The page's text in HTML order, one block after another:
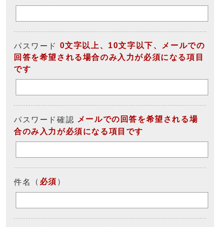
パスワード 0文字以上、10文字以下、メールでの
回答を希望される場合のみ入力が必須になる項目
です
パスワード確認 メールでの回答を希望される場
合のみ入力が必須になる項目です
件名 （ 必須 ）